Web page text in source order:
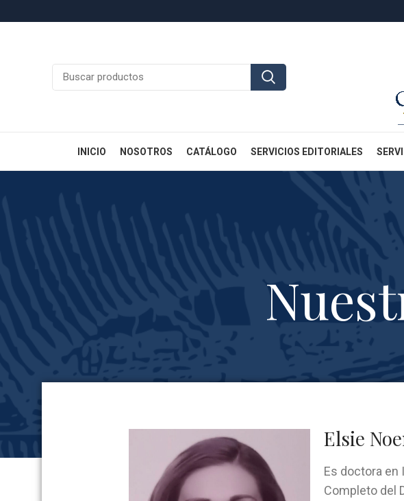
INICIO NOSOTROS CATÁLOGO SERVICIOS EDITORIALES
Elsie
Es doctora en
Completo del